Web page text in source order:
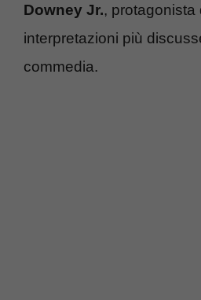
Downey Jr., protagonista
interpretazioni più
commedia.